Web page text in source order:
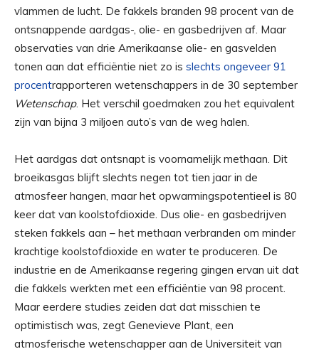
vlammen de lucht. De fakkels branden 98 procent van de
ontsnappende aardgas-, olie- en gasbedrijven af. Maar
observaties van drie Amerikaanse olie- en gasvelden
tonen aan dat efficiëntie niet zo is slechts ongeveer 91
procentrapporteren wetenschappers in de 30 september
Wetenschap. Het verschil goedmaken zou het equivalent
zijn van bijna 3 miljoen auto’s van de weg halen.
Het aardgas dat ontsnapt is voornamelijk methaan. Dit
broeikasgas blijft slechts negen tot tien jaar in de
atmosfeer hangen, maar het opwarmingspotentieel is 80
keer dat van koolstofdioxide. Dus olie- en gasbedrijven
steken fakkels aan – het methaan verbranden om minder
krachtige koolstofdioxide en water te produceren. De
industrie en de Amerikaanse regering gingen ervan uit dat
die fakkels werkten met een efficiëntie van 98 procent.
Maar eerdere studies zeiden dat dat misschien te
optimistisch was, zegt Genevieve Plant, een
atmosferische wetenschapper aan de Universiteit van